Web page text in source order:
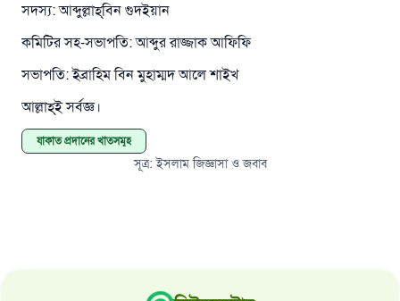
সদস্য: আব্দুল্লাহ্‌বিন গুদইয়ান
কমিটির সহ-সভাপতি: আব্দুর রাজ্জাক আফিফি
সভাপতি: ইব্রাহিম বিন মুহাম্মদ আলে শাইখ
আল্লাহ্‌ই সর্বজ্ঞ।
যাকাত প্রদানের খাতসমূহ
সূত্র:ইসলাম জিজ্ঞাসা ও জবাব